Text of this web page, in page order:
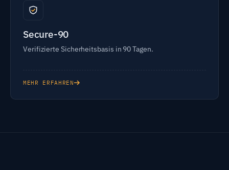
Secure-90
Verifizierte Sicherheitsbasis in 90 Tagen.
MEHR ERFAHREN